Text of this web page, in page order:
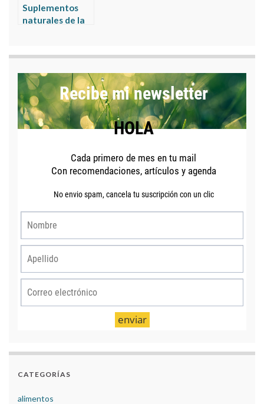
Suplementos
naturales de la
sistema
CATEGORÍAS
alimentos